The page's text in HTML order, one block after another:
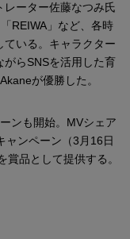
ーター佐藤なつみ氏
REIWA」など、各時
いる。キャラクター
らSNSを活用した育
が優勝した。
ンも開始。MVシェア
ャンペーン（3月16日
品として提供する。